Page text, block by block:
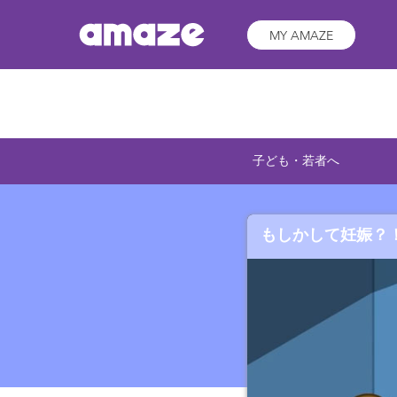
MY AMAZE
子ども・若者へ
もしかして妊娠？